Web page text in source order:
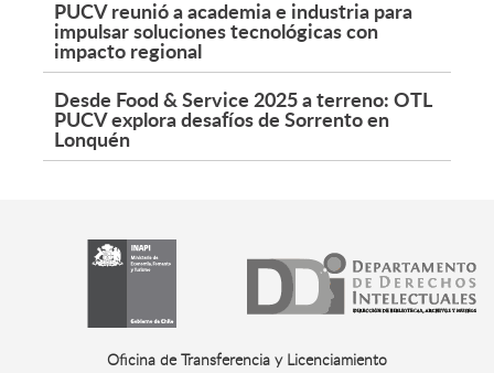
PUCV reunió a academia e industria para
impulsar soluciones tecnológicas con
impacto regional
Desde Food & Service 2025 a terreno: OTL
PUCV explora desafíos de Sorrento en
Lonquén
Oficina de Transferencia y Licenciamiento